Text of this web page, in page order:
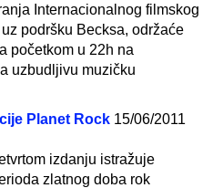
Internacionalnog filmskog
podršku Becksa, održaće
početkom u 22h na
uzbudljivu muzičku
Planet Rock 15/06/2011
izdanju istražuje
zlatnog doba rok